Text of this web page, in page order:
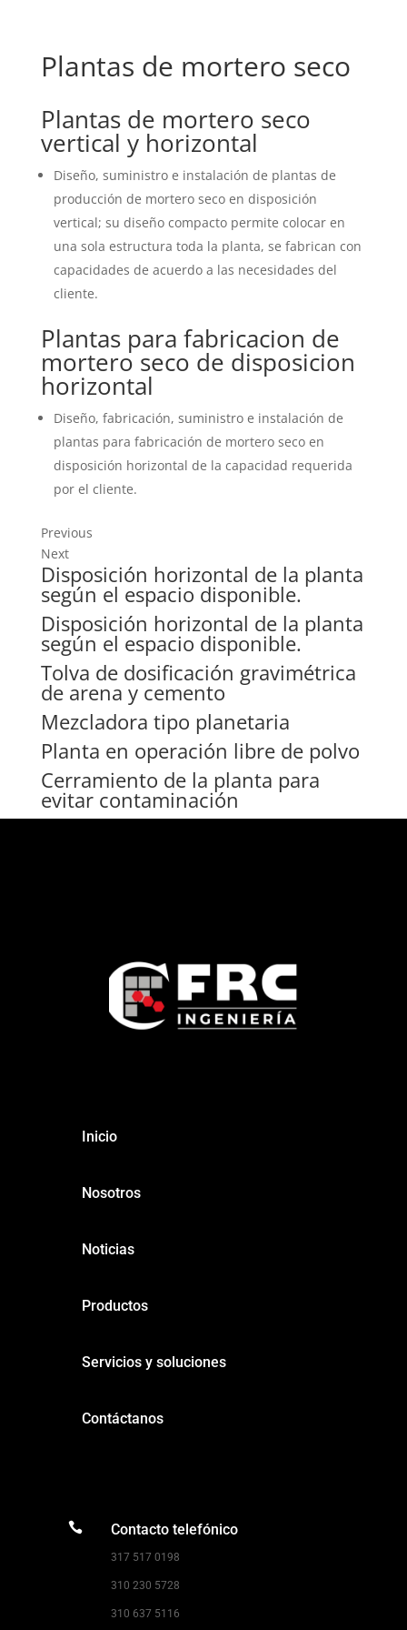
Plantas de mortero seco
Plantas de mortero seco
vertical y horizontal
Diseño, suministro e instalación de plantas de
producción de mortero seco en disposición
vertical; su diseño compacto permite colocar en
una sola estructura toda la planta, se fabrican con
capacidades de acuerdo a las necesidades del
cliente.
Plantas para fabricacion de
mortero seco de disposicion
horizontal
Diseño, fabricación, suministro e instalación de
plantas para fabricación de mortero seco en
disposición horizontal de la capacidad requerida
por el cliente.
Previous
Next
Disposición horizontal de la planta
según el espacio disponible.
Disposición horizontal de la planta
según el espacio disponible.
Tolva de dosificación gravimétrica
de arena y cemento
Mezcladora tipo planetaria
Planta en operación libre de polvo
Cerramiento de la planta para
evitar contaminación
Inicio
Nosotros
Noticias
Productos
Servicios y soluciones
Contáctanos
 Contacto telefónico
317 517 0198
310 230 5728
310 637 5116